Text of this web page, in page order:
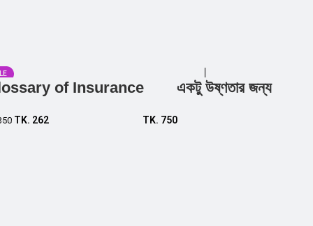
of Insurance
TK. 262
Add to cart
একটু উষ্ণতার জন্য
TK. 750